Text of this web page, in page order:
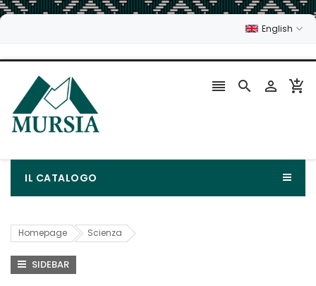
English
   
IL CATALOGO
Homepage Scienza
SIDEBAR